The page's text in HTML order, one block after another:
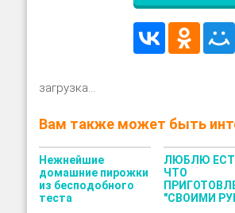
загрузка...
Вам также может быть
Нежнейшие
домашние пирожки
из бесподобного
теста
ЛЮБЛЮ
ЧТО
"СВОИМИ